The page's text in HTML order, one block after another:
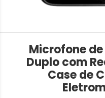
Microfone
Duplo com
Case de